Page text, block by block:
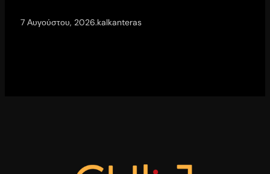
7 Αυγούστου, 2026.kalkanteras